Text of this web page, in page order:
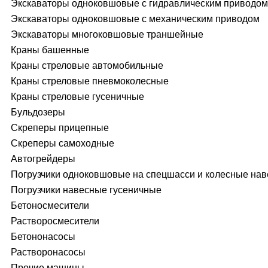
Экскаваторы одноковшовые с гидравлическим приводом
Экскаваторы одноковшовые с механическим приводом
Экскаваторы многоковшовые траншейные
Краны башенные
Краны стреловые автомобильные
Краны стреловые пневмоколесные
Краны стреловые гусеничные
Бульдозеры
Скреперы прицепные
Скреперы самоходные
Автогрейдеры
Погрузчики одноковшовые на спецшасси и колесные
Погрузчики навесные гусеничные
Бетоносмесители
Растворосмесители
Бетононасосы
Растворонасосы